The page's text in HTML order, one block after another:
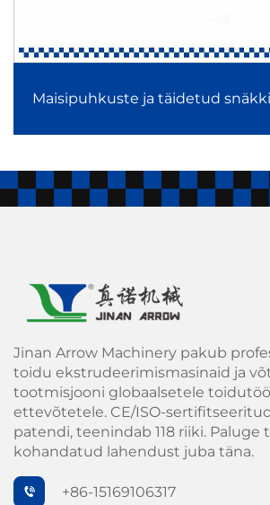
mikrotoitainete ühtlase jaotumise,
orienteeritud toidu tootmist.
maitsestatussüsteemid naudinguks
tootmisliinides tagavad ühtlase katte,
Lõpuni automatiseeritud tootmine
Kogu kategooria hõlmab pidevat
ekstrudeerimisest ja kujundamisest kuni
pakendamiseni – vähendades seeläbi
parandades efektiivsust.
Kohustuslik väljaandmine
See üldine portfell—sealhulgas
Maisipuhkuste ja täidetud
Jinan Arrow Machinery pakub
toidu ekstrudeerimismasinaid ja
tootmisjooni globaalsetele
ettevõtetele. CE/ISO-
patendi, teenindab 118 riiki. Paluge
kohandatud lahendust juba täna.
+86-15169106317